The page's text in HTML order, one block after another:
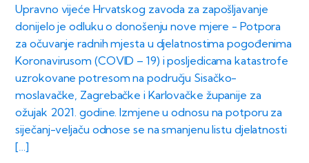
Upravno vijeće Hrvatskog zavoda za zapošljavanje
donijelo je odluku o donošenju nove mjere - Potpora
za očuvanje radnih mjesta u djelatnostima pogođenima
Koronavirusom (COVID – 19) i posljedicama katastrofe
uzrokovane potresom na području Sisačko-
moslavačke, Zagrebačke i Karlovačke županije za
ožujak 2021. godine. Izmjene u odnosu na potporu za
siječanj-veljaču odnose se na smanjenu listu djelatnosti
[…]